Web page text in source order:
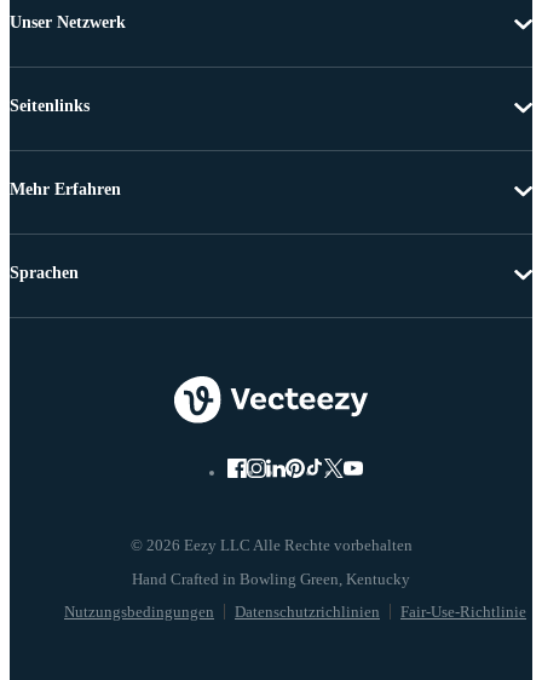
Unser Netzwerk
Seitenlinks
Mehr Erfahren
© 2026 Eezy LLC Alle Rechte vorbehalten
Nutzungsbedingungen Datenschutzrichlinien Fair-Use-Richtlinie
Sprachen